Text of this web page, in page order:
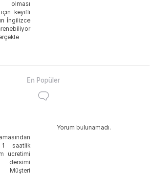
olması
keyifli
İngilizce
En Popüler
saatlik
ücretimi
Yorum bulunamadı.